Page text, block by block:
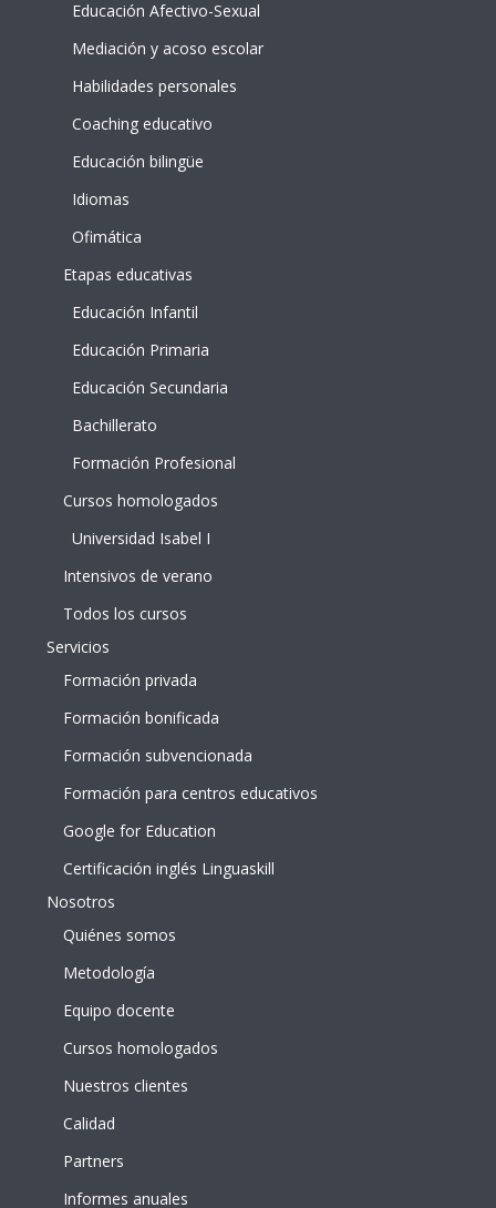
Educación Afectivo-Sexual
Mediación y acoso escolar
Habilidades personales
Coaching educativo
Educación bilingüe
Idiomas
Ofimática
Etapas educativas
Educación Infantil
Educación Primaria
Educación Secundaria
Bachillerato
Formación Profesional
Cursos homologados
Universidad Isabel I
Intensivos de verano
Todos los cursos
Servicios
Formación privada
Formación bonificada
Formación subvencionada
Formación para centros educativos
Google for Education
Certificación inglés Linguaskill
Nosotros
Quiénes somos
Metodología
Equipo docente
Cursos homologados
Nuestros clientes
Calidad
Partners
Informes anuales